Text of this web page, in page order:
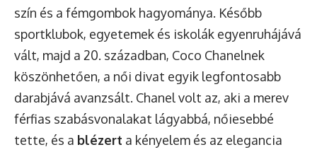
szín és a fémgombok hagyománya. Később
sportklubok, egyetemek és iskolák egyenruhájává
vált, majd a 20. században, Coco Chanelnek
köszönhetően, a női divat egyik legfontosabb
darabjává avanzsált. Chanel volt az, aki a merev
férfias szabásvonalakat lágyabbá, nőiesebbé
tette, és a blézert a kényelem és az elegancia